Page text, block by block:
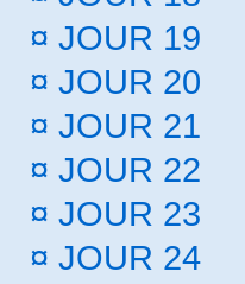
¤ JOUR 19
¤ JOUR 20
¤ JOUR 21
¤ JOUR 22
¤ JOUR 23
¤ JOUR 24